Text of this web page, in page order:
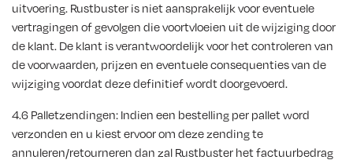
uitvoering. Rustbuster is niet aansprakelijk voor eventuele
vertragingen of gevolgen die voortvloeien uit de wijziging door
de klant. De klant is verantwoordelijk voor het controleren van
de voorwaarden, prijzen en eventuele consequenties van de
wijziging voordat deze definitief wordt doorgevoerd.
4.6 Palletzendingen: Indien een bestelling per pallet word
verzonden en u kiest ervoor om deze zending te
annuleren/retourneren dan zal Rustbuster het factuurbedrag